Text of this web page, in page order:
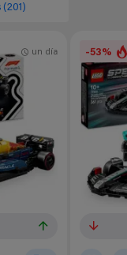
(201)
un día -53%